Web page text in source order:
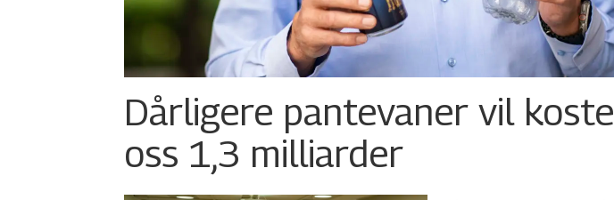
Dårligere pantevaner vil koste
oss 1,3 milliarder